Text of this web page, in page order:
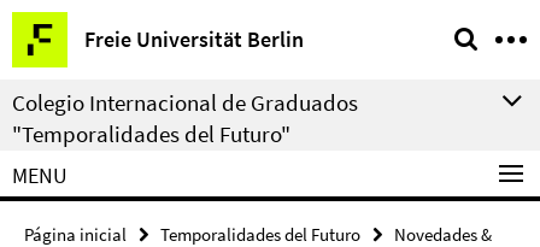
Springe
direkt
zu
Inhalt
Freie Universität Berlin
Herramientas
de
navegación
Colegio Internacional de Graduados
"Temporalidades del Futuro"
MENU
Página inicial Temporalidades del Futuro
Novedades &